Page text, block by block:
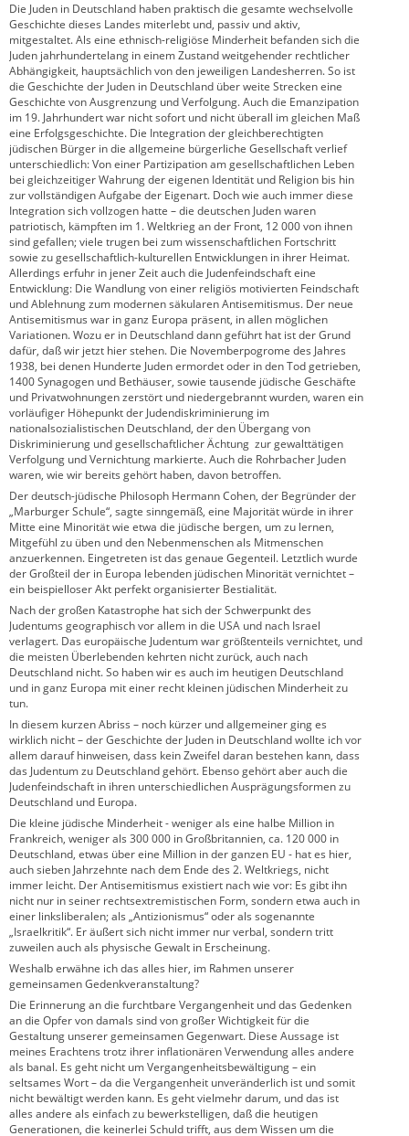
Die Juden in Deutschland haben praktisch die gesamte wechselvolle
Geschichte dieses Landes miterlebt und, passiv und aktiv,
mitgestaltet. Als eine ethnisch-religiöse Minderheit befanden sich die
Juden jahrhundertelang in einem Zustand weitgehender rechtlicher
Abhängigkeit, hauptsächlich von den jeweiligen Landesherren. So ist
die Geschichte der Juden in Deutschland über weite Strecken eine
Geschichte von Ausgrenzung und Verfolgung. Auch die Emanzipation
im 19. Jahrhundert war nicht sofort und nicht überall im gleichen Maß
eine Erfolgsgeschichte. Die Integration der gleichberechtigten
jüdischen Bürger in die allgemeine bürgerliche Gesellschaft verlief
unterschiedlich: Von einer Partizipation am gesellschaftlichen Leben
bei gleichzeitiger Wahrung der eigenen Identität und Religion bis hin
zur vollständigen Aufgabe der Eigenart. Doch wie auch immer diese
Integration sich vollzogen hatte – die deutschen Juden waren
patriotisch, kämpften im 1. Weltkrieg an der Front, 12 000 von ihnen
sind gefallen; viele trugen bei zum wissenschaftlichen Fortschritt
sowie zu gesellschaftlich-kulturellen Entwicklungen in ihrer Heimat.
Allerdings erfuhr in jener Zeit auch die Judenfeindschaft eine
Entwicklung: Die Wandlung von einer religiös motivierten Feindschaft
und Ablehnung zum modernen säkularen Antisemitismus. Der neue
Antisemitismus war in ganz Europa präsent, in allen möglichen
Variationen. Wozu er in Deutschland dann geführt hat ist der Grund
dafür, daß wir jetzt hier stehen. Die Novemberpogrome des Jahres
1938, bei denen Hunderte Juden ermordet oder in den Tod getrieben,
1400 Synagogen und Bethäuser, sowie tausende jüdische Geschäfte
und Privatwohnungen zerstört und niedergebrannt wurden, waren ein
vorläufiger Höhepunkt der Judendiskriminierung im
nationalsozialistischen Deutschland, der den Übergang von
Diskriminierung und gesellschaftlicher Ächtung zur gewalttätigen
Verfolgung und Vernichtung markierte. Auch die Rohrbacher Juden
waren, wie wir bereits gehört haben, davon betroffen.
Der deutsch-jüdische Philosoph Hermann Cohen, der Begründer der
„Marburger Schule“, sagte sinngemäß, eine Majorität würde in ihrer
Mitte eine Minorität wie etwa die jüdische bergen, um zu lernen,
Mitgefühl zu üben und den Nebenmenschen als Mitmenschen
anzuerkennen. Eingetreten ist das genaue Gegenteil. Letztlich wurde
der Großteil der in Europa lebenden jüdischen Minorität vernichtet –
ein beispielloser Akt perfekt organisierter Bestialität.
Nach der großen Katastrophe hat sich der Schwerpunkt des
Judentums geographisch vor allem in die USA und nach Israel
verlagert. Das europäische Judentum war größtenteils vernichtet, und
die meisten Überlebenden kehrten nicht zurück, auch nach
Deutschland nicht. So haben wir es auch im heutigen Deutschland
und in ganz Europa mit einer recht kleinen jüdischen Minderheit zu
tun.
In diesem kurzen Abriss – noch kürzer und allgemeiner ging es
wirklich nicht – der Geschichte der Juden in Deutschland wollte ich vor
allem darauf hinweisen, dass kein Zweifel daran bestehen kann, dass
das Judentum zu Deutschland gehört. Ebenso gehört aber auch die
Judenfeindschaft in ihren unterschiedlichen Ausprägungsformen zu
Deutschland und Europa.
Die kleine jüdische Minderheit - weniger als eine halbe Million in
Frankreich, weniger als 300 000 in Großbritannien, ca. 120 000 in
Deutschland, etwas über eine Million in der ganzen EU - hat es hier,
auch sieben Jahrzehnte nach dem Ende des 2. Weltkriegs, nicht
immer leicht. Der Antisemitismus existiert nach wie vor: Es gibt ihn
nicht nur in seiner rechtsextremistischen Form, sondern etwa auch in
einer linksliberalen; als „Antizionismus“ oder als sogenannte
„Israelkritik“. Er äußert sich nicht immer nur verbal, sondern tritt
zuweilen auch als physische Gewalt in Erscheinung.
Weshalb erwähne ich das alles hier, im Rahmen unserer
gemeinsamen Gedenkveranstaltung?
Die Erinnerung an die furchtbare Vergangenheit und das Gedenken
an die Opfer von damals sind von großer Wichtigkeit für die
Gestaltung unserer gemeinsamen Gegenwart. Diese Aussage ist
meines Erachtens trotz ihrer inflationären Verwendung alles andere
als banal. Es geht nicht um Vergangenheitsbewältigung – ein
seltsames Wort – da die Vergangenheit unveränderlich ist und somit
nicht bewältigt werden kann. Es geht vielmehr darum, und das ist
alles andere als einfach zu bewerkstelligen, daß die heutigen
Generationen, die keinerlei Schuld trifft, aus dem Wissen um die